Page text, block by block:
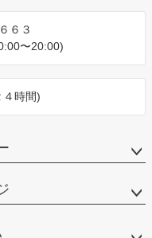
６３
〜20:00)
４時間)